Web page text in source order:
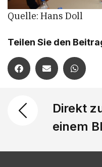
Quelle: Hans Doll
Teilen Sie den
Direkt
einem